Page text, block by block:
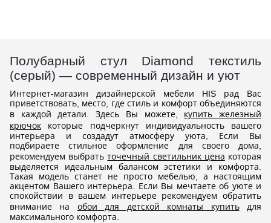
Полубарный стул Diamond текстиль
(серый) — современный дизайн и уют
Интернет-магазин дизайнерской мебели HIS рад Вас
приветствовать, место, где стиль и комфорт объединяются
в каждой детали. Здесь Вы можете, купить железный
крючок которые подчеркнут индивидуальность вашего
интерьера и создадут атмосферу уюта, Если Вы
подбираете стильное оформление для своего дома,
рекомендуем выбратьточечный светильник цена которая
выделяется идеальным балансом эстетики и комфорта.
Такая модель станет не просто мебелью, а настоящим
акцентом Вашего интерьера. Если Вы мечтаете об уюте и
спокойствии в вашем интерьере рекомендуем обратить
внимание на обои для детской комнаты купитьдля
максимального комфорта.